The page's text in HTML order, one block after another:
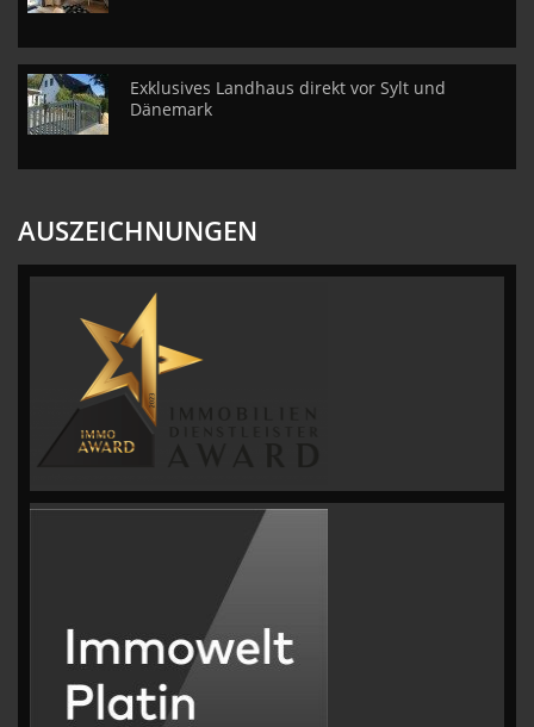
Exklusives Landhaus direkt vor Sylt und
Dänemark
AUSZEICHNUNGEN